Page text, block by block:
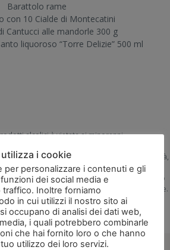
Barattolo rame
con 10 Cialde di Montecatini
Cantucci alle mandorle 300 g
liquoroso “Torre Delizie” 500 ml
alcolici è vietata ai minorenni
dei prodotti alcolici è vietata ai minori d’età,
essere maggiorenne secondo la legislazione a
dichiara anche che, chi riceverà il prodotto
la legislazione a quest’ultimo applicabile.
i cookie
per personalizzare i contenuti e gli
dei social media e
traffico. Inoltre forniamo
in cui utilizzi il nostro sito ai
occupano di analisi dei dati web,
i quali potrebbero combinarle
che hai fornito loro o che hanno
utilizzo dei loro servizi.